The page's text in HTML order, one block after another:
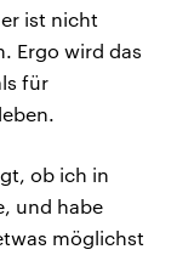
ist nicht
Ergo wird das
für
ob ich in
und habe
möglichst